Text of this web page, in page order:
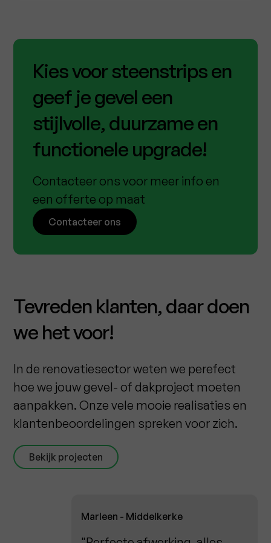
Kies voor steenstrips en
geef je gevel een
stijlvolle, duurzame en
functionele upgrade!
Contacteer ons voor meer info en
een offerte op maat
Contacteer ons
Tevreden klanten, daar doen
we het voor!
In de renovatiesector weten we perefect
hoe we jouw gevel- of dakproject moeten
aanpakken. Onze vele mooie realisaties en
klantenbeoordelingen spreken voor zich.
Bekijk projecten
Marleen - Middelkerke